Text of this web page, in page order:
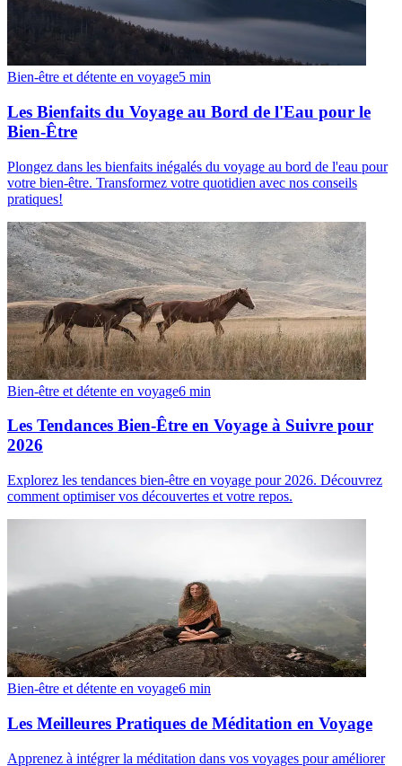
Bien-être et détente en voyage5 min
Les Bienfaits du Voyage au Bord de l'Eau pour le
Bien-Être
Plongez dans les bienfaits inégalés du voyage au bord de l'eau pour
votre bien-être. Transformez votre quotidien avec nos conseils
pratiques!
Bien-être et détente en voyage6 min
Les Tendances Bien-Être en Voyage à Suivre pour
2026
Explorez les tendances bien-être en voyage pour 2026. Découvrez
comment optimiser vos découvertes et votre repos.
Bien-être et détente en voyage6 min
Les Meilleures Pratiques de Méditation en Voyage
Apprenez à intégrer la méditation dans vos voyages pour améliorer